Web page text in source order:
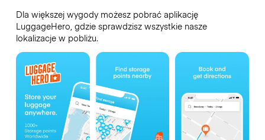
Dla większej wygody możesz pobrać aplikację
LuggageHero, gdzie sprawdzisz wszystkie nasze
lokalizacje w pobliżu.